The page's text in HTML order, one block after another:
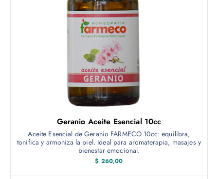
Geranio Aceite Esencial 10cc
Aceite Esencial de Geranio FARMECO 10cc: equilibra,
tonifica y armoniza la piel. Ideal para aromaterapia, masajes y
bienestar emocional.
$ 260,00